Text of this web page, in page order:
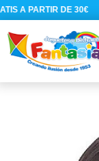
Ir
al
contenido
A PARTIR DE 30€